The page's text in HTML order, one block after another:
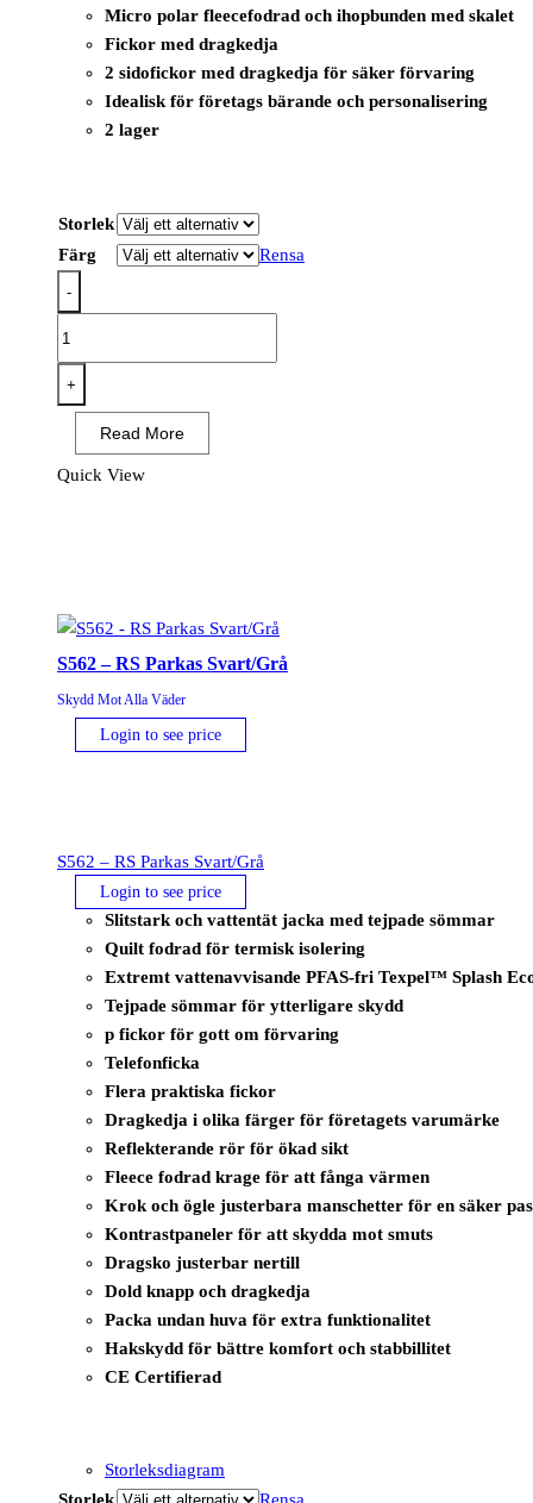
Micro polar fleecefodrad och ihopbunden med skalet
Fickor med dragkedja
2 sidofickor med dragkedja för säker förvaring
Idealisk för företags bärande och personalisering
2 lager
Storlek
Färg
Rensa
-
Print
&
Promo
Softshell
+
Read More
Quick View
S562 – RS Parkas Svart/Grå
Skydd Mot Alla Väder
Login to see price
S562 – RS Parkas Svart/Grå
Login to see price
Slitstark och vattentät jacka med tejpade sömmar
Quilt fodrad för termisk isolering
Extremt vattenavvisande PFAS-fri Texpel™ Splash
Tejpade sömmar för ytterligare skydd
p fickor för gott om förvaring
Telefonficka
Flera praktiska fickor
Dragkedja i olika färger för företagets varumärke
Reflekterande rör för ökad sikt
Fleece fodrad krage för att fånga värmen
Krok och ögle justerbara manschetter för en säker
Kontrastpaneler för att skydda mot smuts
Dragsko justerbar nertill
Dold knapp och dragkedja
Packa undan huva för extra funktionalitet
Hakskydd för bättre komfort och stabbillitet
CE Certifierad
Storleksdiagram